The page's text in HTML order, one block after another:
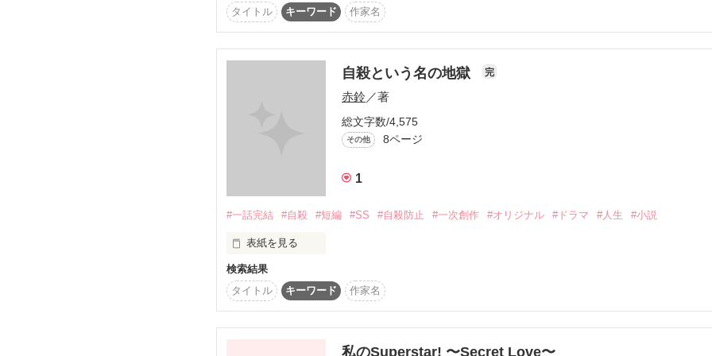
作品を読む
年の差LOVEですヽ(*´▽)ノ♪
「ねぇ、台詞の練習させてよ、」
「ちょちょちょ、き、キスまでしなくても//」
絶対にバラしちゃいけないこの関係。
「奈都、愛してるよ」
可愛らしい女子高生。
あなたは
私にとって
一番”愛しい”人です。
タイトル キーワード 作家名
自殺という名の地獄 完
赤鈴 ／著
総文字数/4,575
その他 8ページ
1
#一話完結 #自殺 #短編 #SS #自殺防止 #一次創作 #オリジナル #ドラマ #人生 #小説
表紙を見る
俺の名前は森山 蓮司。どこにでもいる底辺野郎だ。クソみたいな俺は、クソみたいな世の中に
嫌気が差していた。
ある日、俺はビルの屋上に立っていた。そして、飛び降りた。間違いなく、俺は死んだのだ。
検索結果
タイトル
キーワード 作家名
私のSuperstar! 〜Secret Love〜